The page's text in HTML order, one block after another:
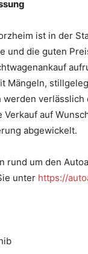
ist in der
und die guten
Mängeln,
werden verlässlich
auf
abgewickelt.
rund um den
unter https://